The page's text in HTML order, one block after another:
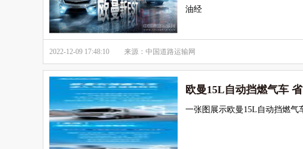
油经
2022-12-09 17:48:10 来源：中国道路运输网
欧曼15L自动挡燃气车
一张图展示欧曼15L自动挡燃气